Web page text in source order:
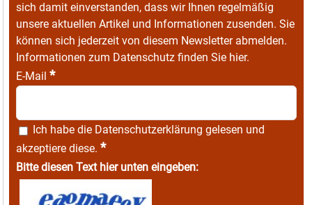
sich damit einverstanden, dass wir Ihnen regelmäßig
unsere aktuellen Artikel und Informationen zusenden. Sie
können sich jederzeit von diesem Newsletter abmelden.
Informationen zum Datenschutz finden Sie hier.
E-Mail *
Ich habe die Datenschutzerklärung gelesen und
akzeptiere diese. *
Bitte diesen Text hier unten eingeben: